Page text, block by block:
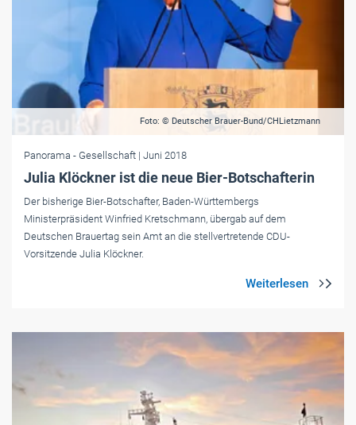
Foto: © Deutscher Brauer-Bund/CHLietzmann
Panorama - Gesellschaft | Juni 2018
Julia Klöckner ist die neue Bier-Botschafterin
Der bisherige Bier-Botschafter, Baden-Württembergs
Ministerpräsident Winfried Kretschmann, übergab auf dem
Deutschen Brauertag sein Amt an die stellvertretende CDU-
Vorsitzende Julia Klöckner.